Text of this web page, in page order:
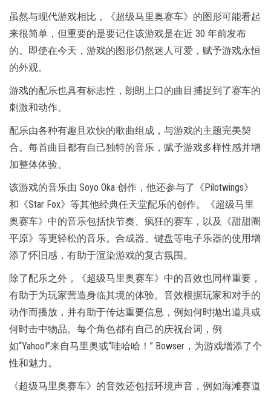
虽然与现代游戏相比，《超级马里奥赛车》的图形可能看起
来很简单，但重要的是要记住该游戏是在近 30 年前发布
的。即使在今天，游戏的图形仍然迷人可爱，赋予游戏永恒
的外观。
游戏的配乐也具有标志性，朗朗上口的曲目捕捉到了赛车的
刺激和动作。
配乐由各种有趣且欢快的歌曲组成，与游戏的主题完美契
合。每首曲目都有自己独特的音乐，赋予游戏多样性感并增
加整体体验。
该游戏的音乐由 Soyo Oka 创作，他还参与了《Pilotwings》
和《Star Fox》等其他经典任天堂配乐的创作。《超级马里
奥赛车》中的音乐包括快节奏、疯狂的赛车，以及《甜甜圈
平原》等更轻松的音乐。合成器、键盘等电子乐器的使用增
添了怀旧感，有助于渲染游戏的复古氛围。
除了配乐之外，《超级马里奥赛车》中的音效也同样重要，
有助于为玩家营造身临其境的体验。音效根据玩家和对手的
动作而播放，并有助于传达重要信息，例如何时抛出道具或
何时击中物品。每个角色都有自己的庆祝台词，例
如“Yahoo!”来自马里奥或“哇哈哈！” Bowser，为游戏增添了个
性和魅力。
《超级马里奥赛车》的音效还包括环境声音，例如海滩赛道